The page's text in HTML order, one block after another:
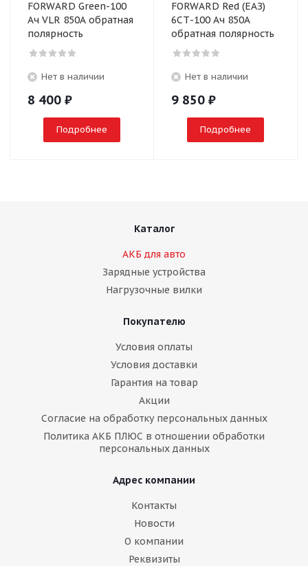
FORWARD Green-100
Ач VLR 850А обратная
полярность
Нет в наличии
8 400 ₽
Подробнее
FORWARD Red (ЕАЗ)
6СТ-100 Ач 850А
обратная полярность
Нет в наличии
9 850 ₽
Подробнее
Каталог
АКБ для авто
Зарядные устройства
Нагрузочные вилки
Покупателю
Условия оплаты
Условия доставки
Гарантия на товар
Акции
Согласие на обработку персональных данных
Политика АКБ ПЛЮС в отношении обработки
персональных данных
Адрес компании
Контакты
Новости
О компании
Реквизиты